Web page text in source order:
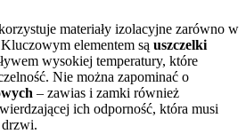
materiały izolacyjne zarówno w
elementem są uszczelki
wysokiej temperatury, które
Nie można zapominać o
– zawias i zamki również
ich odporność, która musi
drzwi.